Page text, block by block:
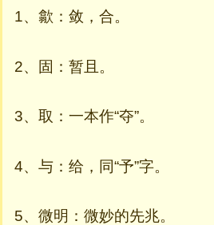
1、歙：敛，合。
2、固：暂且。
3、取：一本作“夺”。
4、与：给，同“予”字。
5、微明：微妙的先兆。